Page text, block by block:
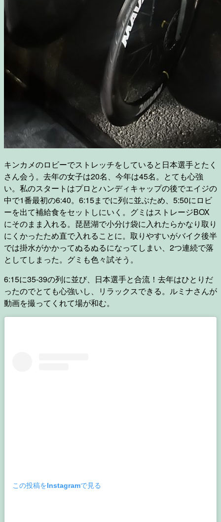
キンカメのロビーでストレッチをしていると日本選手とたく
さん会う。去年の女子は20名、今年は45名。とても心強
い。私のスタートはプロとハンディキャップの後でエイジの
中で1番最初の6:40。6:15までに列に並ぶため、5:50にロビ
ーを出て補給食をセットしにいく。グミはストレージBOX
にそのまま入れる。琵琶湖で小分け袋に入れたらかなり取り
にくかったため直で入れることに。取りやすいがバイク後半
では掛水がかかってぬるぬるになってしまい、2つ連続で落
としてしまった。グミも色々試そう。
6:15に35-39の列に並び、日本選手と合流！去年はひとりだ
ったのでとても心強いし、リラックスできる。ルミナさんが
動画を撮ってくれて場が和む。
この投稿をInstagramで見る